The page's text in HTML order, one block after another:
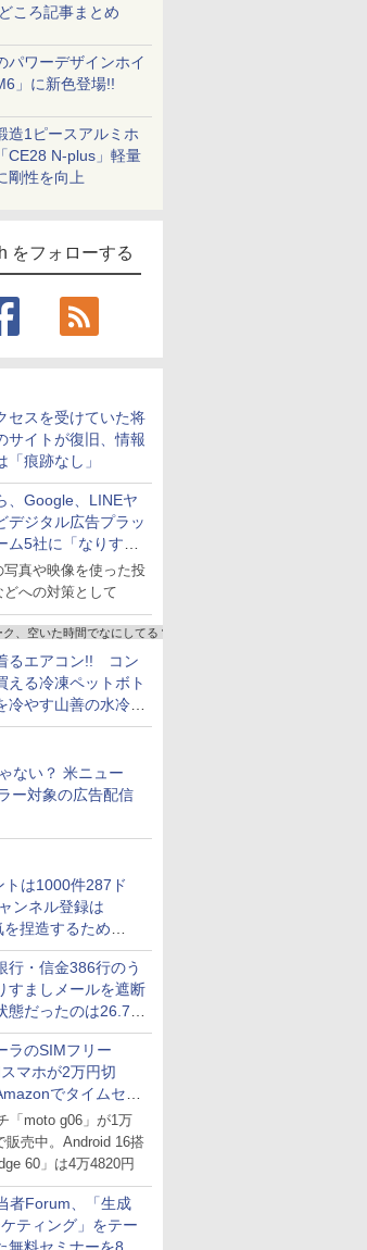
ころ記事まとめ
パワーデザインホイ
」に新色登場!!
造1ピースアルミホ
CE28 N-plus」軽量
剛性を向上
をフォローする
セスを受けていた将
サイトが復旧、情報
「痕跡なし」
、Google、LINEヤ
デジタル広告プラッ
ム5社に「なりすま
告」対策強化を要請
写真や映像を使った投
どへの対策として
、空いた時間でなにしてる？
るエアコン!! コン
える冷凍ペットボト
冷やす山善の水冷ベ
ードバイクにちょう
ぼっち・ざ・ろー
14】
ない？ 米ニュー
ー対象の広告配信
は1000件287ド
ンネル登録は
捏造するための
行・信金386行のう
すましメールを遮断
態だったのは26.7％
る～GMOブランド
ティ調査
ラのSIMフリー
マホが2万円切
でタイムセー
「moto g06」が1万
販売中。Android 16搭
60」は4万4820円
者Forum、「生成
ティング」をテー